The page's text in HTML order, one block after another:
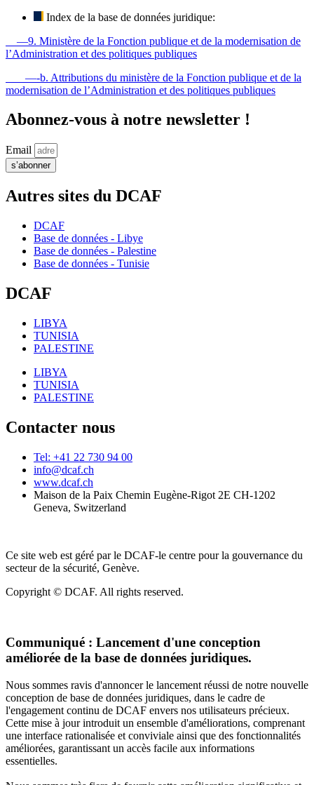
Index de la base de données juridique:
—9. Ministère de la Fonction publique et de la modernisation de
l’Administration et des politiques publiques
—-b. Attributions du ministère de la Fonction publique et de la
modernisation de l’Administration et des politiques publiques
Abonnez-vous à notre newsletter !
Email
s’abonner
Autres sites du DCAF
DCAF
Base de données - Libye
Base de données - Palestine
Base de données - Tunisie
DCAF
LIBYA
TUNISIA
PALESTINE
LIBYA
TUNISIA
PALESTINE
Contacter nous
Tel: +41 22 730 94 00
info@dcaf.ch
www.dcaf.ch
Maison de la Paix Chemin Eugène-Rigot 2E CH-1202
Geneva, Switzerland
Ce site web est géré par le DCAF-le centre pour la gouvernance du
secteur de la sécurité, Genève.
Copyright © DCAF. All rights reserved.
Communiqué : Lancement d'une conception
améliorée de la base de données juridiques.
Nous sommes ravis d'annoncer le lancement réussi de notre nouvelle
conception de base de données juridiques, dans le cadre de
l'engagement continu de DCAF envers nos utilisateurs précieux.
Cette mise à jour introduit un ensemble d'améliorations, comprenant
une interface rationalisée et conviviale ainsi que des fonctionnalités
améliorées, garantissant un accès facile aux informations
essentielles.